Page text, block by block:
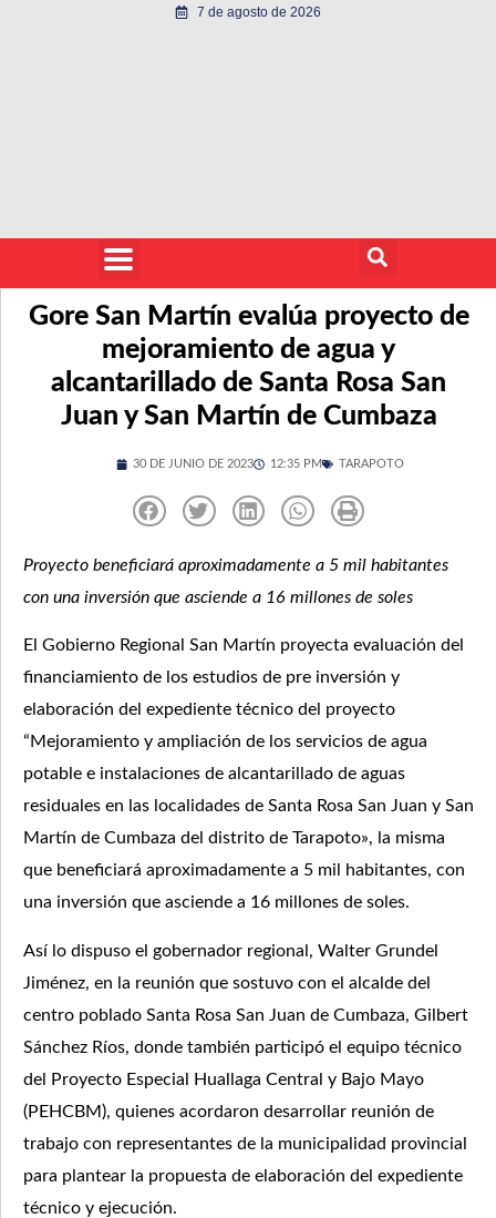
7 de agosto de 2026
Gore San Martín evalúa proyecto de
mejoramiento de agua y
alcantarillado de Santa Rosa San
Juan y San Martín de Cumbaza
30 DE JUNIO DE 2023 12:35 PM TARAPOTO
Proyecto beneficiará aproximadamente a 5 mil habitantes
con una inversión que asciende a 16 millones de soles
El Gobierno Regional San Martín proyecta evaluación del
financiamiento de los estudios de pre inversión y
elaboración del expediente técnico del proyecto
“Mejoramiento y ampliación de los servicios de agua
potable e instalaciones de alcantarillado de aguas
residuales en las localidades de Santa Rosa San Juan y San
Martín de Cumbaza del distrito de Tarapoto», la misma
que beneficiará aproximadamente a 5 mil habitantes, con
una inversión que asciende a 16 millones de soles.
Así lo dispuso el gobernador regional, Walter Grundel
Jiménez, en la reunión que sostuvo con el alcalde del
centro poblado Santa Rosa San Juan de Cumbaza, Gilbert
Sánchez Ríos, donde también participó el equipo técnico
del Proyecto Especial Huallaga Central y Bajo Mayo
(PEHCBM), quienes acordaron desarrollar reunión de
trabajo con representantes de la municipalidad provincial
para plantear la propuesta de elaboración del expediente
técnico y ejecución.